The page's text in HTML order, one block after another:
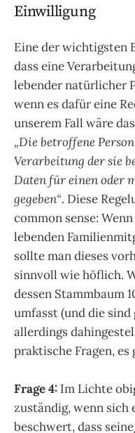
Einwilligung
Eine der wichtigsten
dass eine
lebender natürlicher
wenn es dafür eine
unserem Fall wäre
„Die betroffene
Verarbeitung der sie
Daten für einen oder
gegeben“. Diese
common sense:
lebenden
sollte man dieses
sinnvoll wie höflich.
dessen Stammbaum
umfasst (und die
allerdings
praktische Fragen,
Frage 4: Im Lichte
zuständig, wenn sich
beschwert, dass